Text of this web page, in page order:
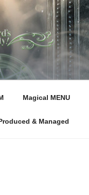
Magical MENU
& Managed